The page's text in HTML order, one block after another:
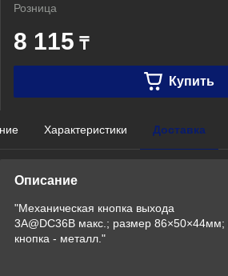
Розница
8 115 ₸
Купить
Характеристики Доставка
Описание
"Механическая кнопка выхода
3A@DC36В макс.; размер 86×50×44мм;
кнопка - металл."